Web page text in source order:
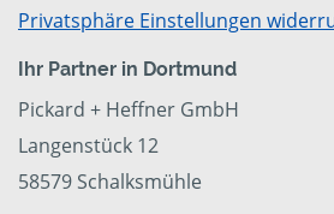
Privatsphäre Einstellungen
Ihr Partner in Dortmund
Pickard + Heffner GmbH
Langenstück 12
58579 Schalksmühle